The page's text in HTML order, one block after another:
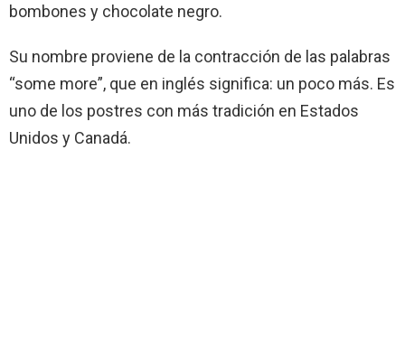
bombones y chocolate negro.
Su nombre proviene de la contracción de las palabras
“some more”, que en inglés significa: un poco más. Es
uno de los postres con más tradición en Estados
Unidos y Canadá.